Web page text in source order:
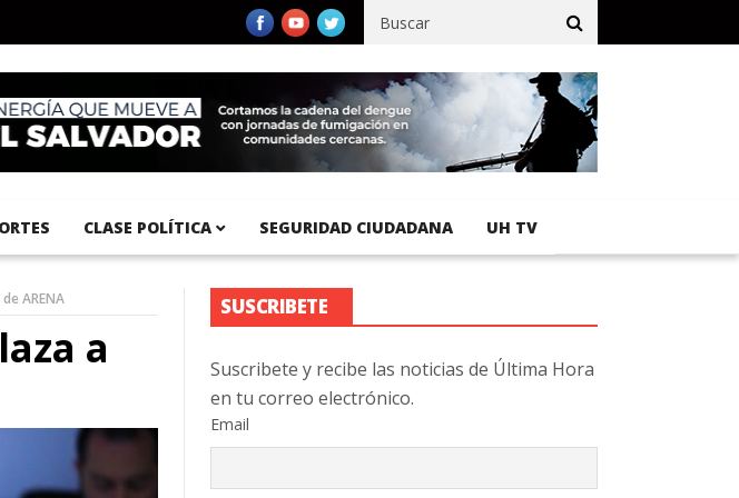
Aeropuerto Internacional del Pacífico registra 92 % de avance en obras de terracería
CLASE POLÍTICA SEGURIDAD CIUDADANA UH TV
ARENA
a
SUSCRIBETE
Suscribete y recibe las noticias de Última Hora
en tu correo electrónico.
Email